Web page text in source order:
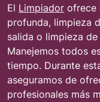
El Limpiador ofrece
profunda, limpieza
salida o limpieza
Manejemos todos
tiempo. Durante
aseguramos de
profesionales más